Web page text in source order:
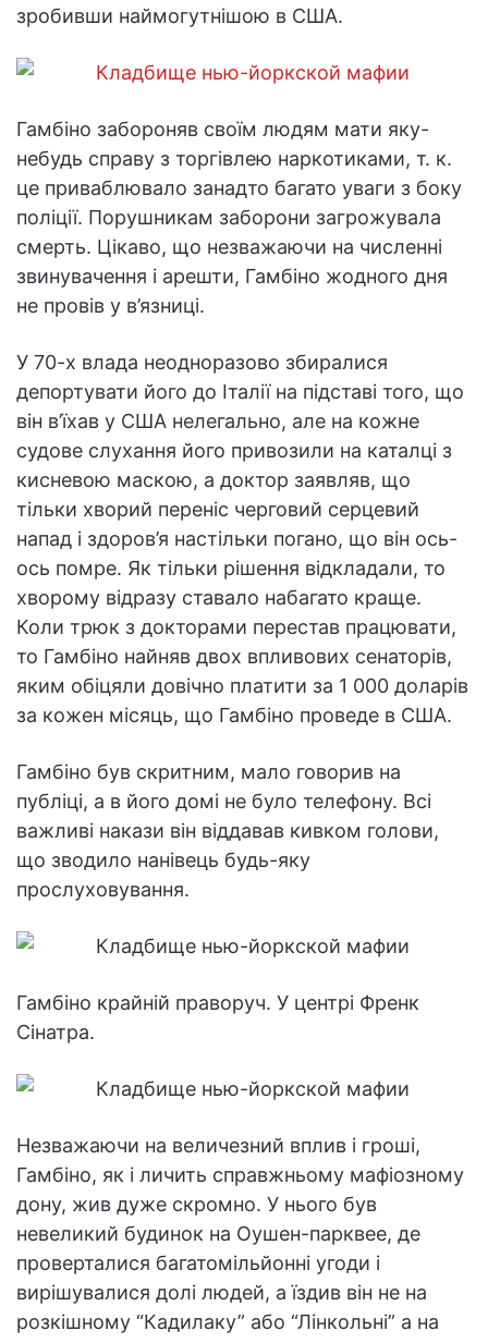
зробивши наймогутнішою в США.
Гамбіно забороняв своїм людям мати яку-
небудь справу з торгівлею наркотиками, т. к.
це приваблювало занадто багато уваги з боку
поліції. Порушникам заборони загрожувала
смерть. Цікаво, що незважаючи на численні
звинувачення і арешти, Гамбіно жодного дня
не провів у в’язниці.
У 70-х влада неодноразово збиралися
депортувати його до Італії на підставі того, що
він в’їхав у США нелегально, але на кожне
судове слухання його привозили на каталці з
кисневою маскою, а доктор заявляв, що
тільки хворий переніс черговий серцевий
напад і здоров’я настільки погано, що він ось-
ось помре. Як тільки рішення відкладали, то
хворому відразу ставало набагато краще.
Коли трюк з докторами перестав працювати,
то Гамбіно найняв двох впливових сенаторів,
яким обіцяли довічно платити за 1 000 доларів
за кожен місяць, що Гамбіно проведе в США.
Гамбіно був скритним, мало говорив на
публіці, а в його домі не було телефону. Всі
важливі накази він віддавав кивком голови,
що зводило нанівець будь-яку
прослуховування.
Гамбіно крайній праворуч. У центрі Френк
Сінатра.
Незважаючи на величезний вплив і гроші,
Гамбіно, як і личить справжньому мафіозному
дону, жив дуже скромно. У нього був
невеликий будинок на Оушен-парквее, де
проверталися багатомільйонні угоди і
вирішувалися долі людей, а їздив він не на
розкішному “Кадилаку” або “Лінкольні” а на